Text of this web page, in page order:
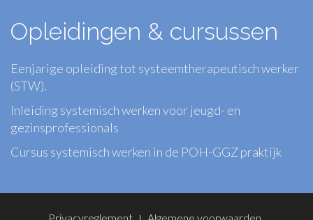
Opleidingen & cursussen
Eenjarige opleiding tot systeemtherapeutisch werker
(STW).
Inleiding systemisch werken voor jeugd- en
gezinsprofessionals
Cursus systemisch werken in de POH-GGZ praktijk